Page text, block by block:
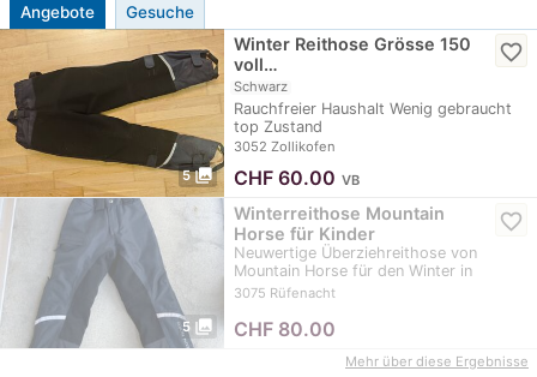
Angebote Gesuche
5 photo_library
Winter Reithose Grösse 150
voll…
Schwarz
Rauchfreier Haushalt Wenig gebraucht
top Zustand
3052 Zollikofen
favorite_border
CHF60.00 VB
5 photo_library
Winterreithose Mountain
Horse für Kinder
Neuwertige Überziehreithose von
Mountain Horse für den Winter in
Grösse 120. Die Hose…
3075 Rüfenacht
favorite_border
CHF80.00
Mehr über diese Ergebnisse